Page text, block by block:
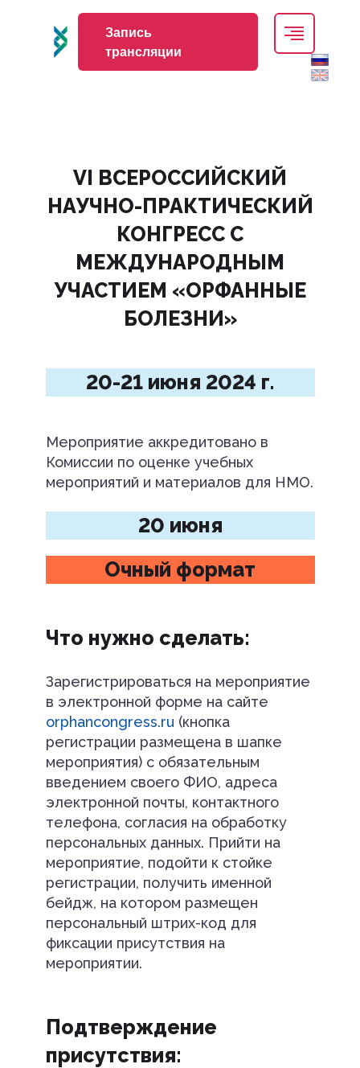
Запись
трансляции
VI ВСЕРОССИЙСКИЙ
НАУЧНО-ПРАКТИЧЕСКИЙ
КОНГРЕСС С
МЕЖДУНАРОДНЫМ
УЧАСТИЕМ «ОРФАННЫЕ
БОЛЕЗНИ»
20-21 июня 2024 г.
Мероприятие аккредитовано в
Комиссии по оценке учебных
мероприятий и материалов для НМО.
20 июня
Очный формат
Что нужно сделать:
Зарегистрироваться на мероприятие
в электронной форме на сайте
orphancongress.ru (кнопка
регистрации размещена в шапке
мероприятия) с обязательным
введением своего ФИО, адреса
электронной почты, контактного
телефона, согласия на обработку
персональных данных. Прийти на
мероприятие, подойти к стойке
регистрации, получить именной
бейдж, на котором размещен
персональный штрих-код для
фиксации присутствия на
мероприятии.
Подтверждение
присутствия: